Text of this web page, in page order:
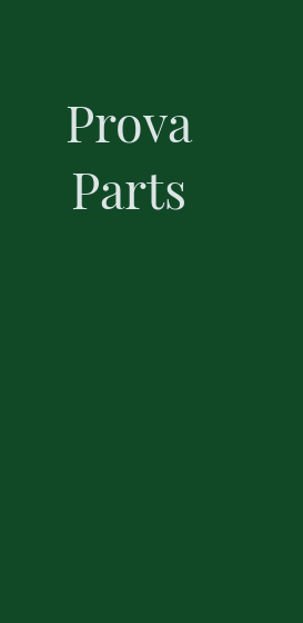
Prova
Parts